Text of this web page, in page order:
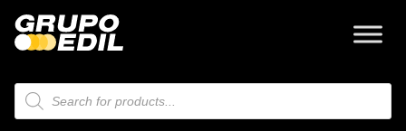
Búsqueda
de
productos